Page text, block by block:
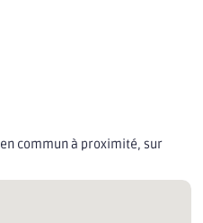
commun à proximité, sur